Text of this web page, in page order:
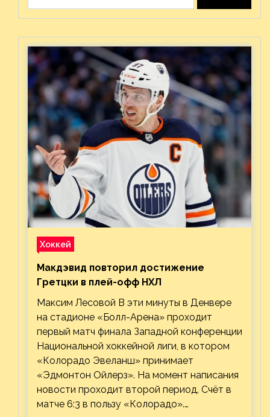
Хоккей
Макдэвид повторил достижение
Гретцки в плей-офф НХЛ
Максим Лесовой В эти минуты в Денвере
на стадионе «Болл-Арена» проходит
первый матч финала Западной конференции
Национальной хоккейной лиги, в котором
«Колорадо Эвеланш» принимает
«Эдмонтон Ойлерз». На момент написания
новости проходит второй период. Счёт в
матче 6:3 в пользу «Колорадо».…